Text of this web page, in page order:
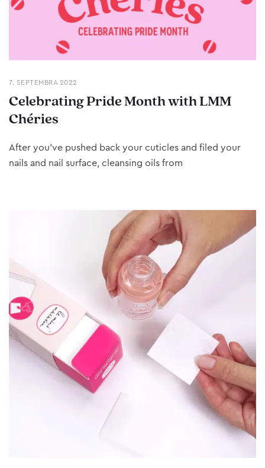
7. SEPTEMBRA 2022
Celebrating Pride Month with LMM
Chéries
After you’ve pushed back your cuticles and filed your
nails and nail surface, cleansing oils from